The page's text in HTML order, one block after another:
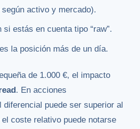
activo y mercado).
si estás en cuenta tipo “raw”.
la posición más de un día.
de 1.000 €, el impacto
. En acciones
diferencial puede ser superior al
coste relativo puede notarse